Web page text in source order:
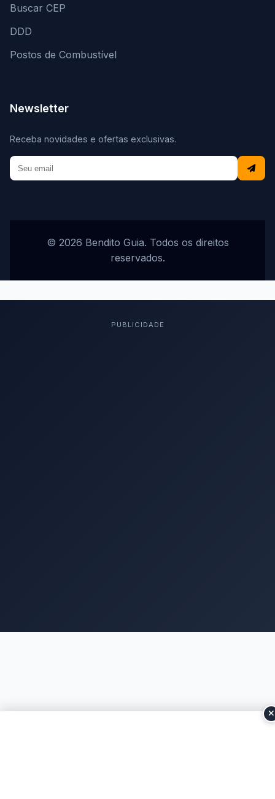
Buscar CEP
DDD
Postos de Combustível
Newsletter
Receba novidades e ofertas exclusivas.
© 2026 Bendito Guia. Todos os direitos
reservados.